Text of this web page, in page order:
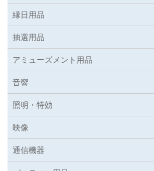
縁日用品
抽選用品
アミューズメント用品
音響
照明・特効
映像
通信機器